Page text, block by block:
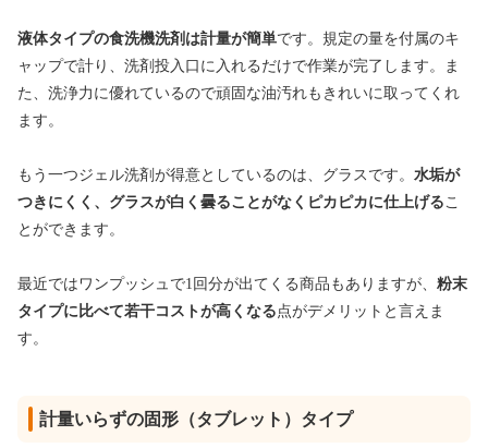
液体タイプの食洗機洗剤は計量が簡単です。規定の量を付属のキ
ャップで計り、洗剤投入口に入れるだけで作業が完了します。ま
た、洗浄力に優れているので頑固な油汚れもきれいに取ってくれ
ます。
もう一つジェル洗剤が得意としているのは、グラスです。 水垢が
つきにくく、グラスが白く曇ることがなくピカピカに仕上げる こ
とができます。
最近ではワンプッシュで1回分が出てくる商品もありますが、 粉末
タイプに比べて若干コストが高くなる 点がデメリットと言えま
す。
計量いらずの固形（タブレット）タイプ